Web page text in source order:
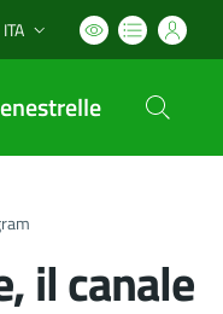
Lingua attiva:
ITA
il canale